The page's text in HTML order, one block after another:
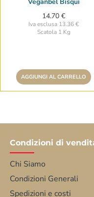
14.70 €
Iva esclusa 13.36 €
Scatola 1 Kg
AGGIUNGI AL CARRELLO
Condizioni di
Chi Siamo
Condizioni Generali
Spedizioni e costi